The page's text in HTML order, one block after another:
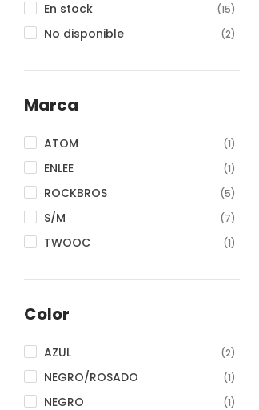
En stock (15)
No disponible (2)
Marca
ATOM (1)
ENLEE (1)
ROCKBROS (5)
S/M (7)
TWOOC (1)
Color
AZUL (2)
NEGRO/ROSADO (1)
NEGRO (1)